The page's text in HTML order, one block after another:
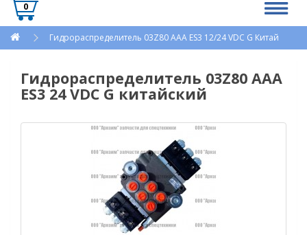
0
Гидрораспределитель 03Z80 AАA ES3 12/24 VDC G Китай
Гидрораспределитель 03Z80 AАA
ES3 24 VDC G китайский